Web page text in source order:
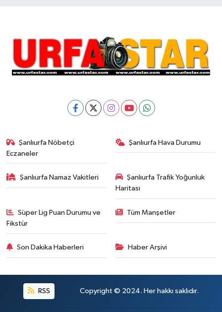
Şanlıurfa Nöbetçi
Eczaneler
Şanlıurfa Hava Durumu
Şanlıurfa Namaz Vakitleri
Şanlıurfa Trafik Yoğunluk
Haritası
Süper Lig Puan Durumu ve
Fikstür
Tüm Manşetler
Son Dakika Haberleri Haber Arşivi
RSS Copyright © 2024. Her hakkı saklıdır.